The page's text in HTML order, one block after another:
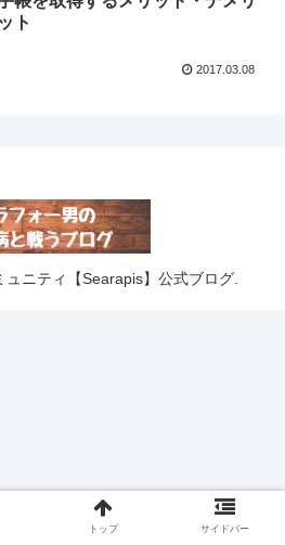
ット
2017.03.08
ニティ【Searapis】公式ブログ.
トップ サイドバー